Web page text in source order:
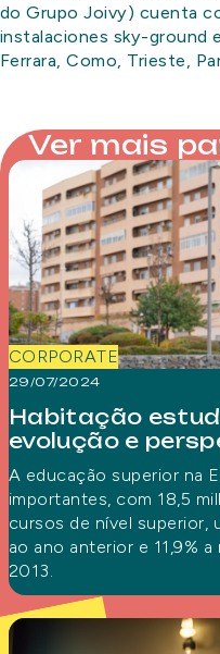
do Grupo Joivy) cuenta
instalaciones sky-ground
Ferrara, Como, Trieste,
Ver mais
CORPORATE
29/07/2024
Habitação
evolução e
A educação superior na
importantes, com 18,5
cursos de nível superior,
ao ano anterior e 11,9%
2013.